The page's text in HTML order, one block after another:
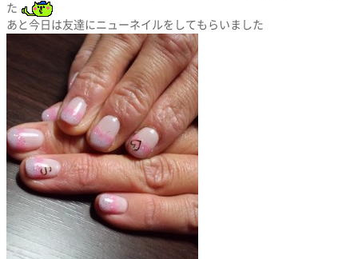
た
あと今日は友達にニューネイルをしてもらいました